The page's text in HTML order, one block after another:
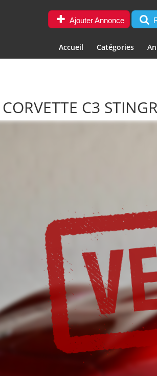
Ajouter Annonce
Accueil Catégories
C3